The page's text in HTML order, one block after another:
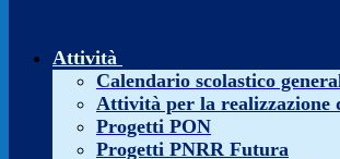
Attività
Calendario scolastico
Attività per la realizzazione
Progetti PON
Progetti PNRR Futura